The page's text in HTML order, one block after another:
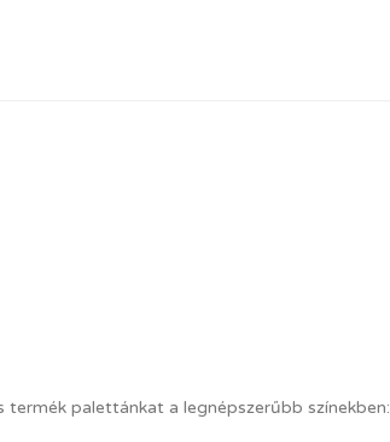
palettánkat a legnépszerűbb színekben: